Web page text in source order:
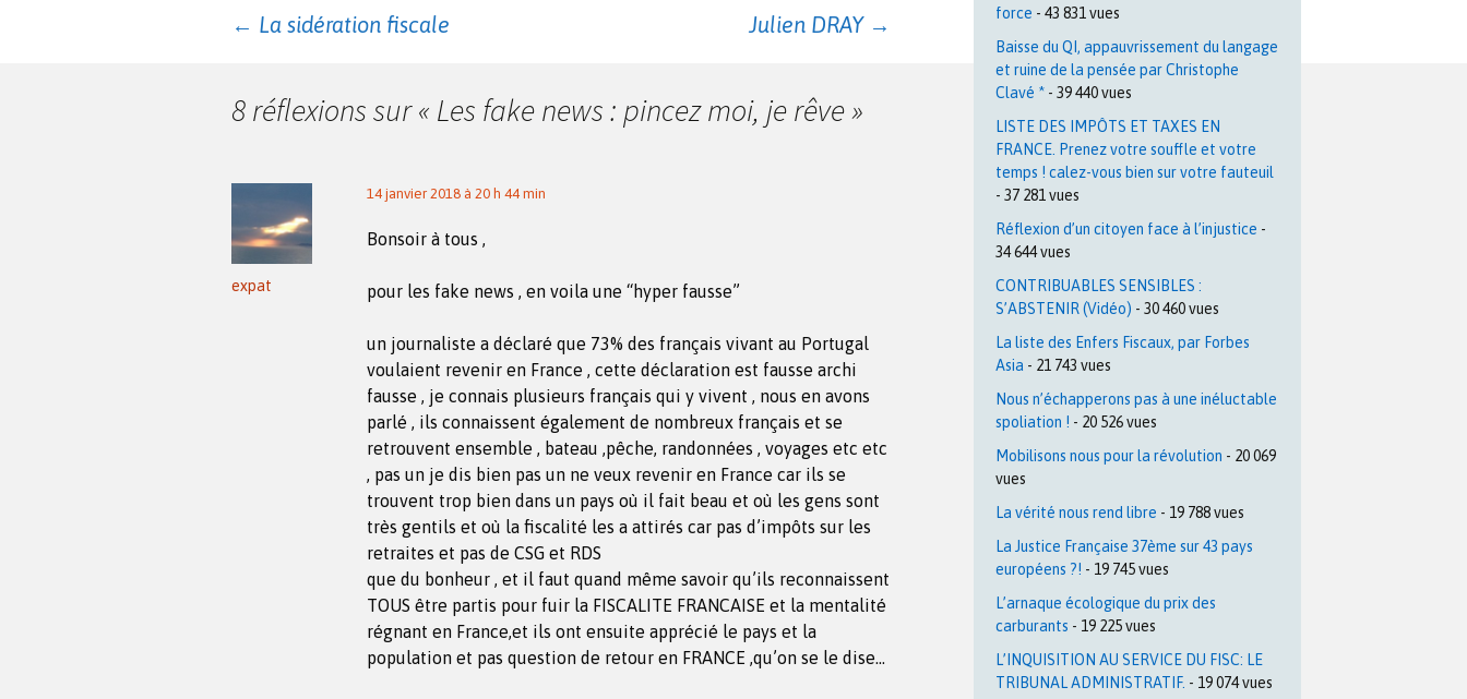
Navigation
← La sidération fiscale Julien DRAY →
8 réflexions sur « Les fake news : pincez moi, je rêve»
expat
14 janvier 2018 à 20 h 44 min
Bonsoir à tous ,
pour les fake news , en voila une “hyper fausse”
un journaliste a déclaré que 73% des français vivant au Portugal
voulaient revenir en France , cette déclaration est fausse archi
fausse , je connais plusieurs français qui y vivent , nous en avons
parlé , ils connaissent également de nombreux français et se
retrouvent ensemble , bateau ,pêche, randonnées , voyages etc etc
, pas un je dis bien pas un ne veux revenir en France car ils se
trouvent trop bien dans un pays où il fait beau et où les gens sont
très gentils et où la fiscalité les a attirés car pas d’impôts sur les
retraites et pas de CSG et RDS
que du bonheur , et il faut quand même savoir qu’ils reconnaissent
TOUS être partis pour fuir la FISCALITE FRANCAISE et la mentalité
régnant en France,et ils ont ensuite apprécié le pays et la
population et pas question de retour en FRANCE ,qu’on se le dise…
force - 43 831 vues
Baisse du QI, appauvrissement du langage
et ruine de la pensée par Christophe
Clavé * - 39 440 vues
LISTE DES IMPÔTS ET TAXES EN
FRANCE. Prenez votre souffle et votre
temps ! calez-vous bien sur votre fauteuil
- 37 281 vues
Réflexion d’un citoyen face à l’injustice -
34 644 vues
CONTRIBUABLES SENSIBLES :
S’ABSTENIR (Vidéo) - 30 460 vues
La liste des Enfers Fiscaux, par Forbes
Asia - 21 743 vues
Nous n’échapperons pas à une inéluctable
spoliation ! - 20 526 vues
Mobilisons nous pour la révolution - 20 069
vues
La vérité nous rend libre - 19 788 vues
La Justice Française 37ème sur 43 pays
européens ?! - 19 745 vues
L’arnaque écologique du prix des
carburants - 19 225 vues
L’INQUISITION AU SERVICE DU FISC: LE
TRIBUNAL ADMINISTRATIF. - 19 074 vues